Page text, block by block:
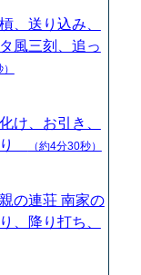
、送り込み、
風三刻、追っ
け、お引き、
り
（約4分30秒）
の連荘 南家の
、降り打ち、